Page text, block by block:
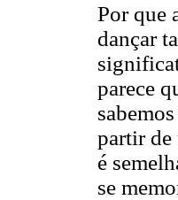
Por que
dançar
parece
partir de
é
se